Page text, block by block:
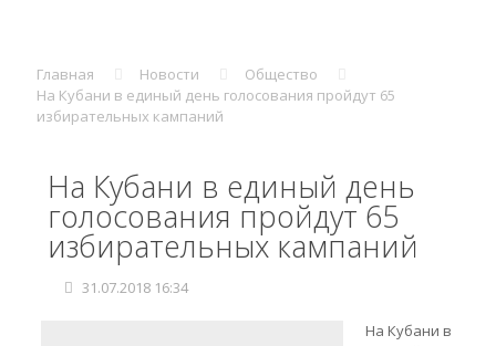
Главная Новости
Общество
На Кубани в единый день голосования пройдут 65
избирательных кампаний
На Кубани в единый день
голосования пройдут 65
избирательных кампаний
31.07.2018 16:34
На Кубани в